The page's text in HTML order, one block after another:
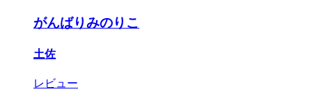
がんばりみのりこ
土佐
レビュー